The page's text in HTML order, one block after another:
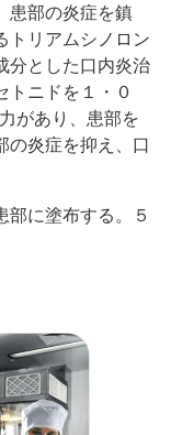
患部の炎症を鎮
トリアムシノロン
分とした口内炎治
トニドを１・０
があり、患部を
の炎症を抑え、口
に塗布する。５